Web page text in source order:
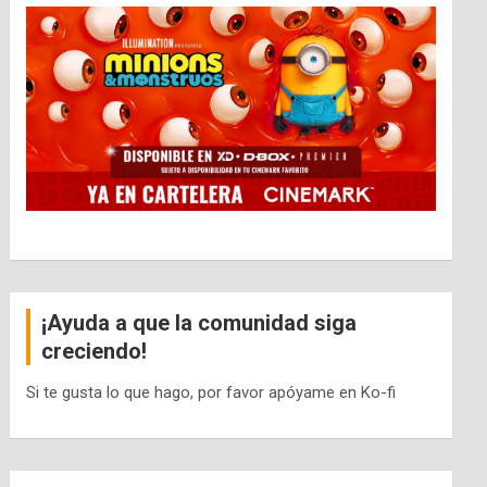
¡Ayuda a que la comunidad siga
creciendo!
Si te gusta lo que hago, por favor apóyame en Ko-fi